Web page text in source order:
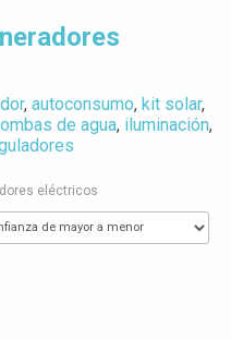
, autoconsumo, kit solar,
de agua, iluminación,
eléctricos